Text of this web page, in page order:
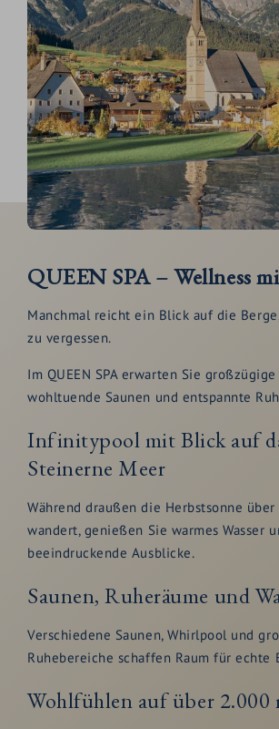
QUEEN SPA – Wellness
Manchmal reicht ein Blick auf die
zu vergessen.
Im QUEEN SPA erwarten Sie
wohltuende Saunen und entspannte
Infinitypool mit Blick auf
Steinerne Meer
Während draußen die Herbstsonne
wandert, genießen Sie warmes Wasser
beeindruckende Ausblicke.
Saunen, Ruheräume und
Verschiedene Saunen, Whirlpool und
Ruhebereiche schaffen Raum für echte
Wohlfühlen auf über 2.000